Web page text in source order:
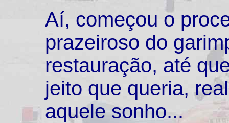
Aí, começou o
prazeiroso do
restauração, até
jeito que queria,
aquele sonho...